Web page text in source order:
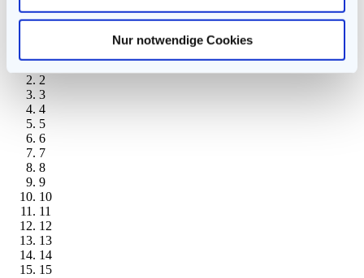
Nur notwendige Cookies
und ggf. eine dritte Person zu befragen, die Ihre Einschätzungen
neutral bewerten kann.
1
2
3
4
5
6
7
8
9
10
11
12
13
14
15